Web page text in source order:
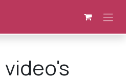
video's